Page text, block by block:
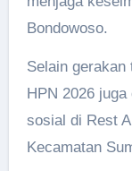
Bondowoso.
Selain gerakan
HPN 2026
sosial di Rest
Kecamatan